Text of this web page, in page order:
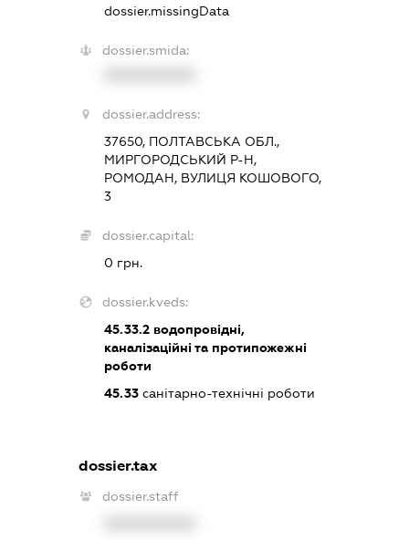
dossier.missingData
dossier.smida:
dossier.address:
37650, ПОЛТАВСЬКА ОБЛ.,
МИРГОРОДСЬКИЙ Р-Н,
РОМОДАН, ВУЛИЦЯ КОШОВОГО,
3
dossier.capital:
0 грн.
dossier.kveds:
45.33.2водопровідні,
каналізаційні та протипожежні
роботи
45.33санітарно-технічні роботи
dossier.tax
dossier.staff